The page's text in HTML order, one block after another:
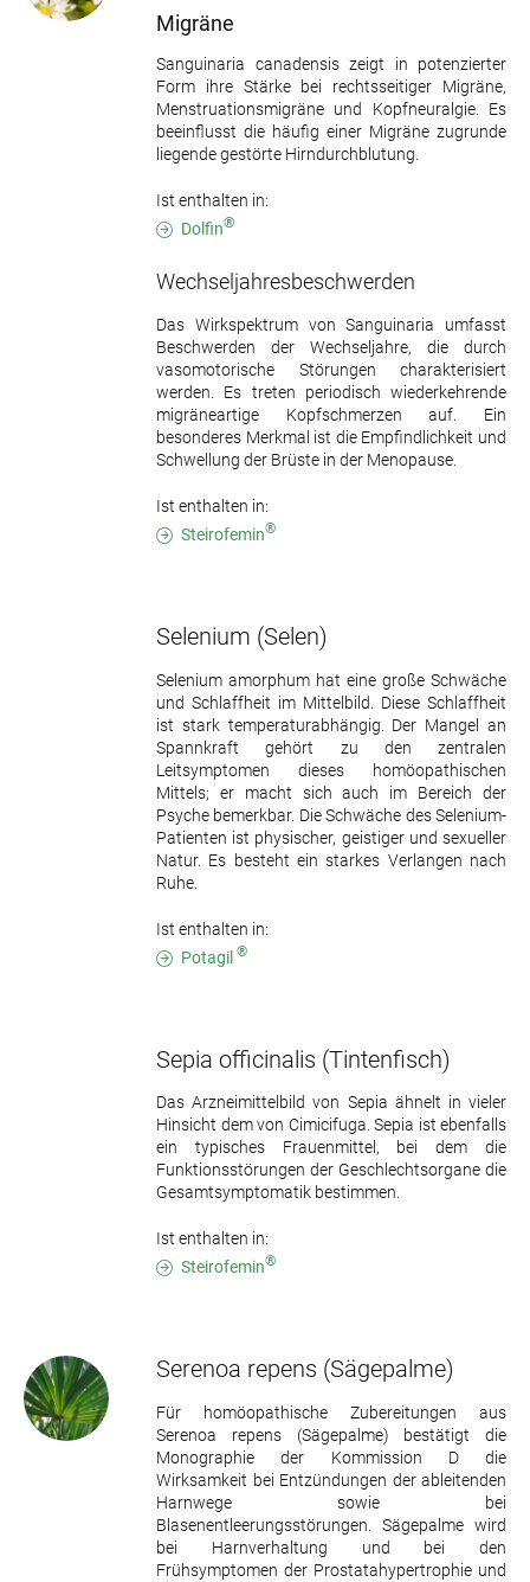
Migräne
Sanguinaria canadensis zeigt in potenzierter
Form ihre Stärke bei rechtsseitiger Migräne,
Menstruationsmigräne und Kopfneuralgie. Es
beeinflusst die häufig einer Migräne zugrunde
liegende gestörte Hirndurchblutung.
Ist enthalten in:
Dolfin®
Wechseljahresbeschwerden
Das Wirkspektrum von Sanguinaria umfasst
Beschwerden der Wechseljahre, die durch
vasomotorische Störungen charakterisiert
werden. Es treten periodisch wiederkehrende
migräneartige Kopfschmerzen auf. Ein
besonderes Merkmal ist die Empfindlichkeit und
Schwellung der Brüste in der Menopause.
Ist enthalten in:
Steirofemin®
Selenium (Selen)
Selenium amorphum hat eine große Schwäche
und Schlaffheit im Mittelbild. Diese Schlaffheit
ist stark temperaturabhängig. Der Mangel an
Spannkraft gehört zu den zentralen
Leitsymptomen dieses homöopathischen
Mittels; er macht sich auch im Bereich der
Psyche bemerkbar. Die Schwäche des Selenium-
Patienten ist physischer, geistiger und sexueller
Natur. Es besteht ein starkes Verlangen nach
Ruhe.
Ist enthalten in:
Potagil ®
Sepia officinalis (Tintenfisch)
Das Arzneimittelbild von Sepia ähnelt in vieler
Hinsicht dem von Cimicifuga. Sepia ist ebenfalls
ein typisches Frauenmittel, bei dem die
Funktionsstörungen der Geschlechtsorgane die
Gesamtsymptomatik bestimmen.
Ist enthalten in:
Steirofemin®
Serenoa repens (Sägepalme)
Für homöopathische Zubereitungen aus
Serenoa repens (Sägepalme) bestätigt die
Monographie der Kommission D die
Wirksamkeit bei Entzündungen der ableitenden
Harnwege sowie bei
Blasenentleerungsstörungen. Sägepalme wird
bei Harnverhaltung und bei den
Frühsymptomen der Prostatahypertrophie und